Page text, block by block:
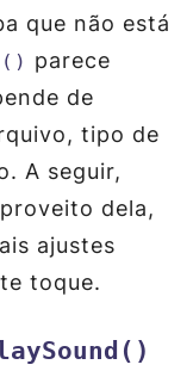
que não está
parece
de
tipo de
A seguir,
dela,
ajustes
toque.